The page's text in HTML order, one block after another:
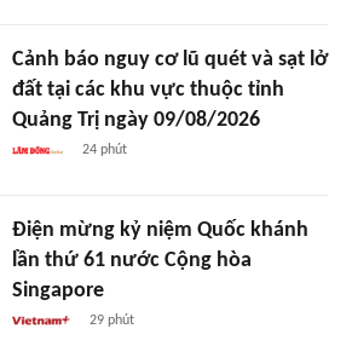
Cảnh báo nguy cơ lũ quét và sạt lở
đất tại các khu vực thuộc tỉnh
Quảng Trị ngày 09/08/2026
24 phút
Điện mừng kỷ niệm Quốc khánh
lần thứ 61 nước Cộng hòa
Singapore
29 phút